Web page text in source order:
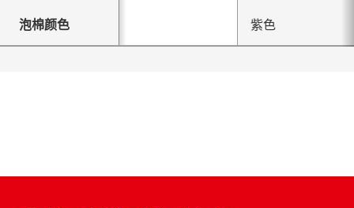
泡棉颜色 紫色